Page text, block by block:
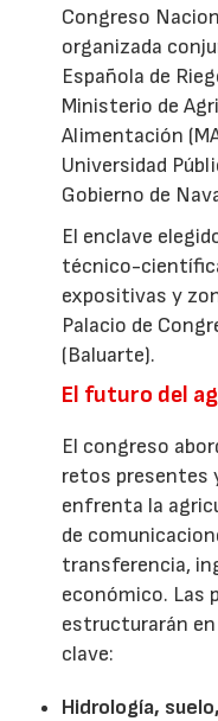
Congreso
organizada
Española de
Ministerio de
Alimentación
Universidad
Gobierno de
El enclave
técnico-
expositivas y
Palacio de
(Baluarte).
El futuro del
El congreso
retos presentes
enfrenta la
de
transferencia,
económico. Las
estructurarán
clave:
Hidrología,